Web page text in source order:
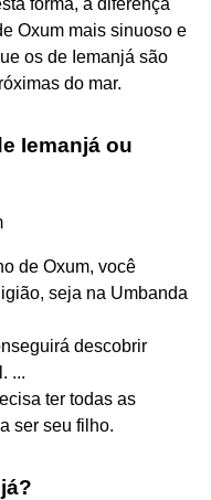
Oxum mais sinuoso e
os de Iemanjá são
do mar.
Iemanjá ou
de Oxum, você
seja na Umbanda
descobrir
...
ter todas as
ser seu filho.